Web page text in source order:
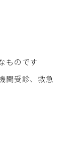
ものです
関受診、救急